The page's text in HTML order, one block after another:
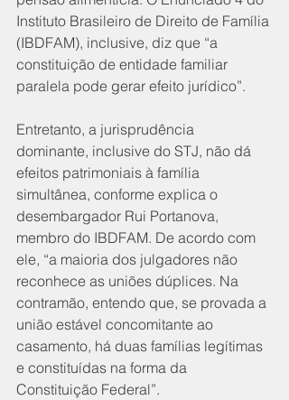
Instituto Brasileiro de Direito de Família
(IBDFAM), inclusive, diz que “a
constituição de entidade familiar
paralela pode gerar efeito jurídico”.
Entretanto, a jurisprudência
dominante, inclusive do STJ, não dá
efeitos patrimoniais à família
simultânea, conforme explica o
desembargador Rui Portanova,
membro do IBDFAM. De acordo com
ele, “a maioria dos julgadores não
reconhece as uniões dúplices. Na
contramão, entendo que, se provada a
união estável concomitante ao
casamento, há duas famílias legítimas
e constituídas na forma da
Constituição Federal”.